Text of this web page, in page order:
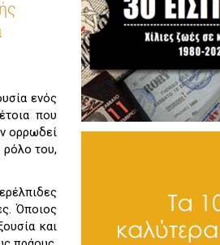
ενός
που
ορρωδεί
ρόλο του,
Όποιος
και